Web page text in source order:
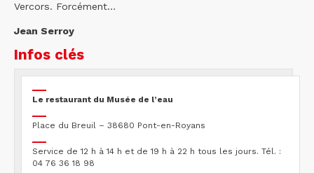
Vercors. Forcément…
Jean Serroy
Infos clés
Le restaurant du Musée de l’eau
Place du Breuil – 38680 Pont-en-Royans
Service de 12 h à 14 h et de 19 h à 22 h tous les jours. Tél. :
04 76 36 18 98